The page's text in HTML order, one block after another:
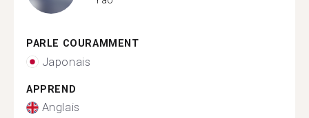
PARLE COURAMMENT
Japonais
APPREND
Anglais